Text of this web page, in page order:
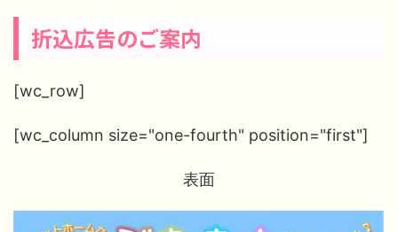
折込広告のご案内
[wc_row]
[wc_column size="one-fourth" position="first"]
表面